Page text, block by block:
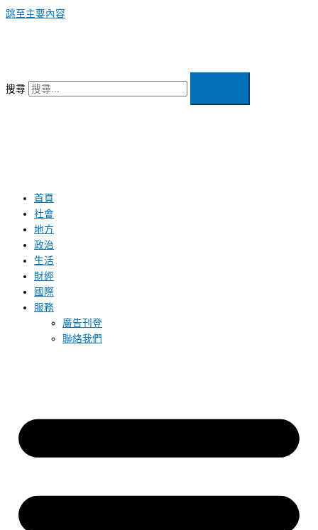
跳至主要內容
搜尋
首頁
社會
地方
政治
生活
財經
國際
服務
廣告刊登
聯絡我們